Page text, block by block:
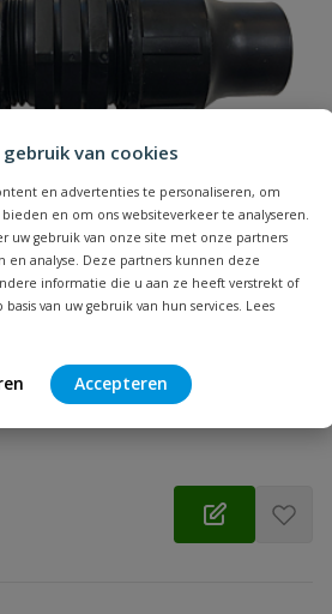
van cookies
en advertenties te personaliseren, om
en om ons websiteverkeer te analyseren.
uw gebruik van onze site met onze partners
en analyse. Deze partners kunnen deze
informatie die u aan ze heeft verstrekt of
van uw gebruik van hun services. Lees
Accepteren
sok
en aanvoerslangen